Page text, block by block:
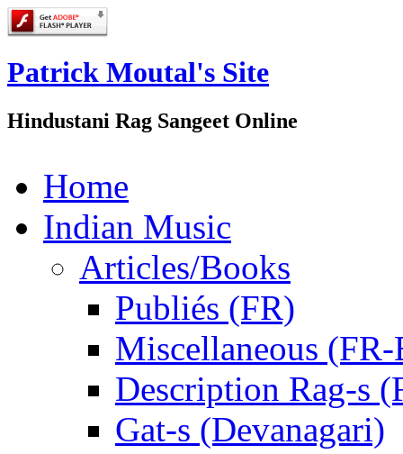
Patrick Moutal's Site
Hindustani Rag Sangeet Online
Home
Indian Music
Articles/Books
Publiés (FR)
Miscellaneous
Description Rag-s
Gat-s (Devanagari)